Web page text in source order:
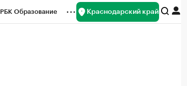
РБК Образование Краснодарский край